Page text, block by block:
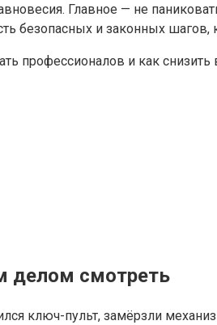
Главное — не
безопасных и законных
профессионалов и как
делом смотреть
ключ-пульт, замёрзли